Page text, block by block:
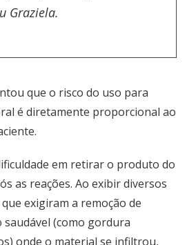
Graziela.
que o risco do uso para
é diretamente proporcional ao
em retirar o produto do
as reações. Ao exibir diversos
exigiram a remoção de
saudável (como gordura
onde o material se infiltrou,